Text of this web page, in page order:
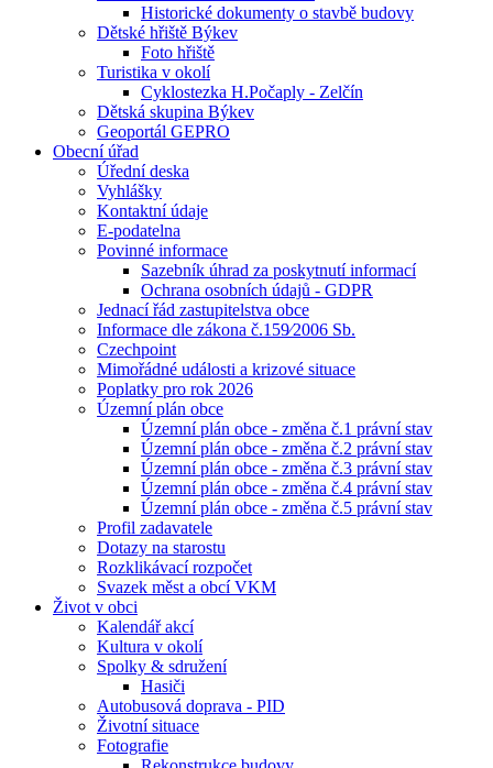
Historické dokumenty o stavbě budovy
Dětské hřiště Býkev
Foto hřiště
Turistika v okolí
Cyklostezka H.Počaply - Zelčín
Dětská skupina Býkev
Geoportál GEPRO
Obecní úřad
Úřední deska
Vyhlášky
Kontaktní údaje
E-podatelna
Povinné informace
Sazebník úhrad za poskytnutí informací
Ochrana osobních údajů - GDPR
Jednací řád zastupitelstva obce
Informace dle zákona č.159⁄2006 Sb.
Czechpoint
Mimořádné události a krizové situace
Poplatky pro rok 2026
Územní plán obce
Územní plán obce - změna č.1 právní stav
Územní plán obce - změna č.2 právní stav
Územní plán obce - změna č.3 právní stav
Územní plán obce - změna č.4 právní stav
Územní plán obce - změna č.5 právní stav
Profil zadavatele
Dotazy na starostu
Rozklikávací rozpočet
Svazek měst a obcí VKM
Život v obci
Kalendář akcí
Kultura v okolí
Spolky & sdružení
Hasiči
Autobusová doprava - PID
Životní situace
Fotografie